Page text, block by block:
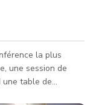
la plus
une session de
une table de